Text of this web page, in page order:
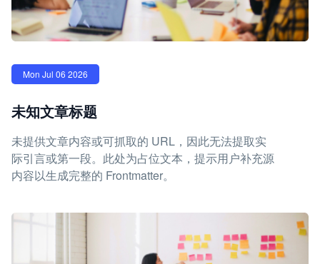
Mon Jul 06 2026
未知文章标题
未提供文章内容或可抓取的 URL，因此无法提取实
际引言或第一段。此处为占位文本，提示用户补充源
内容以生成完整的 Frontmatter。